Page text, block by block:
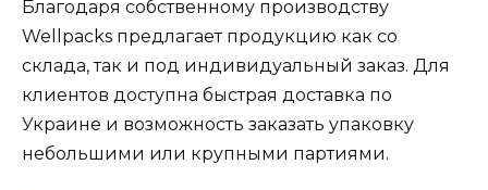
Благодаря собственному производству
Wellpacks предлагает продукцию как со
склада, так и под индивидуальный заказ. Для
клиентов доступна быстрая доставка по
Украине и возможность заказать упаковку
небольшими или крупными партиями.